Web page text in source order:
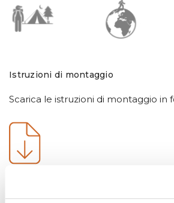
Istruzioni di montaggio
Scarica le istruzioni di montaggio in
Tecnologie